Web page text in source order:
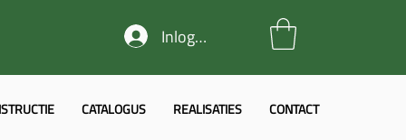
Inloggen
CATALOGUS REALISATIES CONTACT